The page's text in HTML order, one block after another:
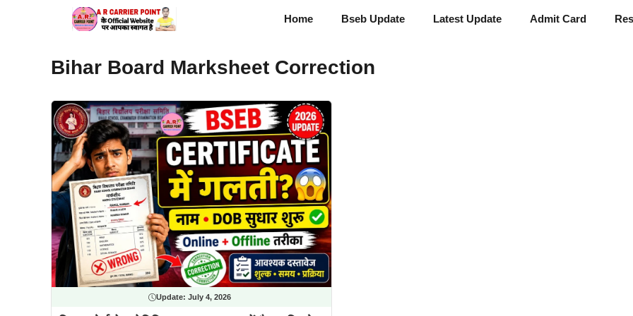
Home Bseb Update Latest Update Admit Card
Bihar Board Marksheet Correction
Update: July 4, 2026